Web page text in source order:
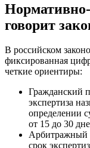
говорит
В российском
фиксированная
четкие ориентиры:
Гражданский
экспертиза
определении
от 15 до 30
Арбитражный
срок